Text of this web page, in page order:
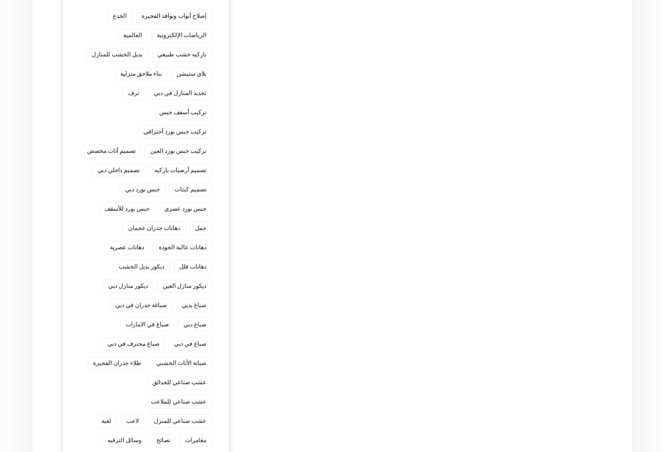
إصلاح أبواب ونوافذ الفجيرة الخدع
الرياضات الإلكترونية العالمية
باركيه خشب طبيعي بديل الخشب للمنازل
بلاي ستيشن بناء ملاحق منزلية
تجديد المنازل في دبي ترف
تركيب أسقف جبس
تركيب جبس بورد أحترافي
تركيب جبس بورد العين تصميم أثاث مخصص
تصميم أرضيات باركيه تصميم داخلي دبي
تصميم كبتات جبس بورد دبي
جبس بورد عصري جبس بورد للأسقف
جمل دهانات جدران عجمان
دهانات عالية الجودة دهانات عصرية
دهانات فلل ديكور بديل الخشب
ديكور منازل العين ديكور منازل دبي
صباغ بدبي صباغة جدران في دبي
صباغ دبي صباغ في الامارات
صباغ في دبي صباغ محترف في دبي
صيانة الأثاث الخشبي طلاء جدران الفجيرة
عشب صناعي للحدائق
عشب صناعي للملاعب
عشب صناعي للمنزل لاعب لعبة
مغامرات نصائح وسائل الترفيه